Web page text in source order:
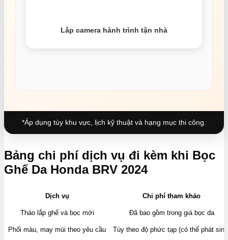
Lắp camera hành trình tận nhà
*Áp dụng tùy khu vực, lịch kỹ thuật và hạng mục thi công.
Bảng chi phí dịch vụ đi kèm khi Bọc
Ghế Da Honda BRV 2024
Dịch vụ Chi phí tham khảo
Tháo lắp ghế và bọc mới Đã bao gồm trong giá bọc da
Phối màu, may múi theo yêu cầu Tùy theo độ phức tạp (có thể phát